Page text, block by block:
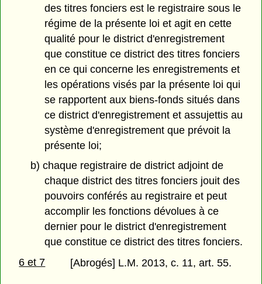
des titres fonciers est le registraire sous le
régime de la présente loi et agit en cette
qualité pour le district d'enregistrement
que constitue ce district des titres fonciers
en ce qui concerne les enregistrements et
les opérations visés par la présente loi qui
se rapportent aux biens-fonds situés dans
ce district d'enregistrement et assujettis au
système d'enregistrement que prévoit la
présente loi;
b) chaque registraire de district adjoint de
chaque district des titres fonciers jouit des
pouvoirs conférés au registraire et peut
accomplir les fonctions dévolues à ce
dernier pour le district d'enregistrement
que constitue ce district des titres fonciers.
6 et 7
[Abrogés] L.M. 2013, c. 11, art. 55.